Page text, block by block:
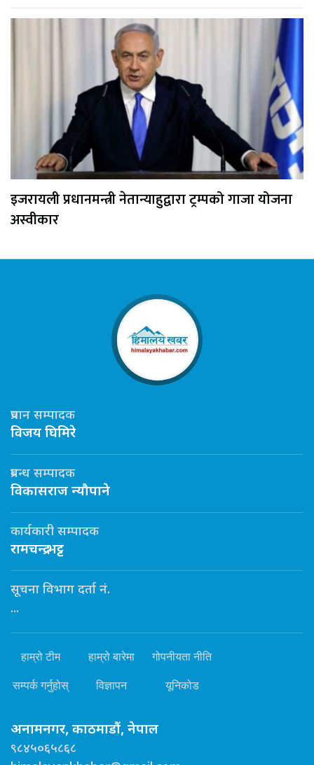
इजरायली प्रधानमन्त्री नेतान्याहुद्वारा ट्रम्पको गाजा योजना
अस्वीकार
प्रधान सम्पादक
विजय घिमिरे
प्रबन्ध सम्पादक
विकासराज न्यौपाने
कार्यकारी सम्पादक
रामचन्द्र भट्ट
सूचना विभाग दर्ता नं.
...
हाम्रो टीम हाम्रो बारेमा गोपनीयता नीति
सम्पर्क गर्नुहोस् विज्ञापन यूनिकोड
अनामनगर, काठमाडौं, नेपाल
९८४५०६५८६८